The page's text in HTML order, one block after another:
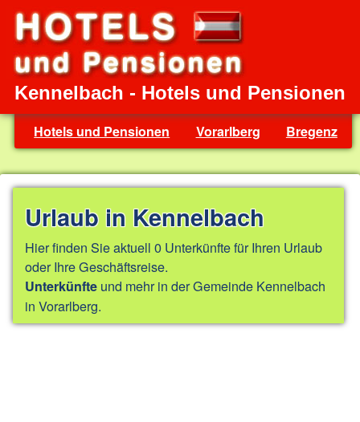
Kennelbach - Hotels und Pensionen
Hotels und Pensionen Vorarlberg Bregenz
Urlaub in Kennelbach
Hier finden Sie aktuell 0 Unterkünfte für Ihren Urlaub
oder Ihre Geschäftsreise.
Unterkünfte und mehr in der Gemeinde Kennelbach
in Vorarlberg.